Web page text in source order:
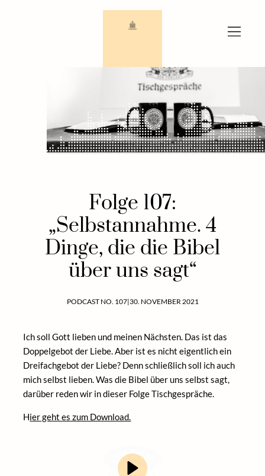
Folge 107:
„Selbstannahme. 4
Dinge, die die Bibel
über uns sagt“
PODCAST NO. 107|30. NOVEMBER 2021
Ich soll Gott lieben und meinen Nächsten. Das ist das
Doppelgebot der Liebe. Aber ist es nicht eigentlich ein
Dreifachgebot der Liebe? Denn schließlich soll ich auch
mich selbst lieben. Was die Bibel über uns selbst sagt,
darüber reden wir in dieser Folge Tischgespräche.
Hier geht es zum Download.